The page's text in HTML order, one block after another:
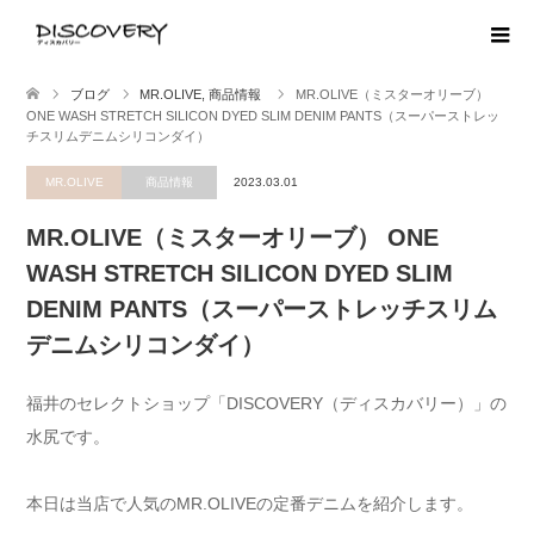
ブログ MR.OLIVE 商品情報
MR.OLIVE（ミスターオリーブ）
ONE WASH STRETCH SILICON DYED SLIM DENIM PANTS（スーパーストレッ
チスリムデニムシリコンダイ）
MR.OLIVE 商品情報 2023.03.01
MR.OLIVE（ミスターオリーブ） ONE
WASH STRETCH SILICON DYED SLIM
DENIM PANTS（スーパーストレッチスリム
デニムシリコンダイ）
福井のセレクトショップ「DISCOVERY（ディスカバリー）」の
水尻です。
本日は当店で人気のMR.OLIVEの定番デニムを紹介します。